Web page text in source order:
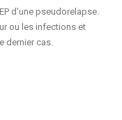
d'une pseudorelapse.
ou les infections et
dernier cas.